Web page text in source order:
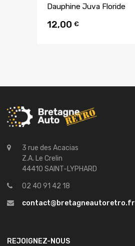
Dauphine Juva Floride
12,00 €
3 rue des Acacias
Z.A. Le Crelin
44410 SAINT-LYPHARD
02 40 91 42 18
contact@bretagneautoretro.fr
REJOIGNEZ-NOUS